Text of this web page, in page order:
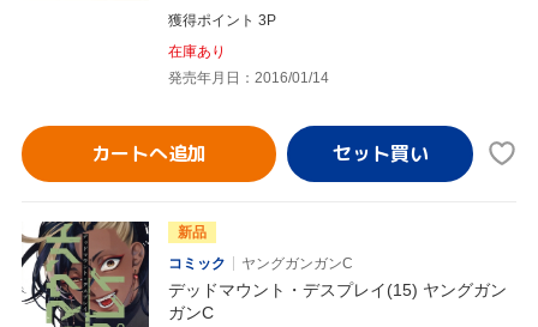
獲得ポイント 3P
在庫あり
発売年月日：2016/01/14
カートへ追加
新品
コミック
ヤングガンガンC
デッドマウント・デスプレイ(15) ヤングガン
ガンC